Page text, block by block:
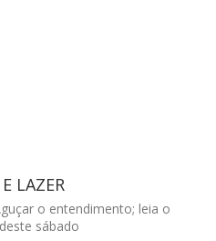
LAZER
o entendimento; leia o
sábado